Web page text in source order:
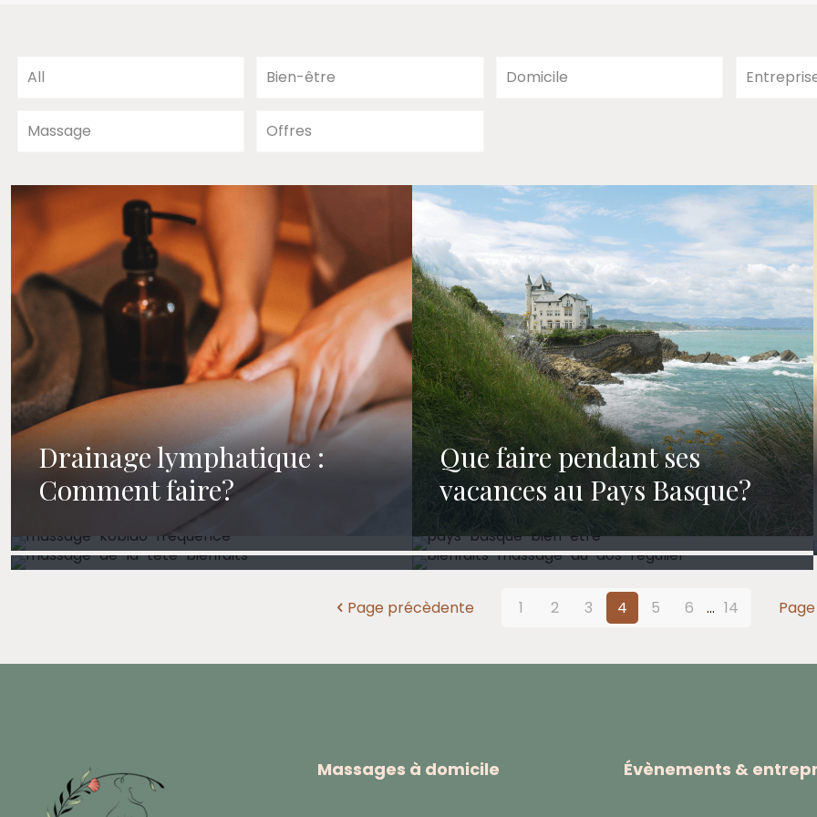
All Bien-être Domicile
Massage Offres
Drainage lymphatique :
Comment faire?
Que faire pendant ses
vacances au Pays Basque?
Massage kobido : Quelle est
la fréquence idéale ?
Découvrez le Pays Basque et
ses activités de bien-être
Le massage de la tête: les
Les bienfaits d’un massage
du dos régulier
Page précèdente 1 2 3 4 5 6 ... 14
Massages à domicile Évènements &